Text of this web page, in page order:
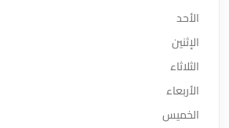
الأحد
الإثنين
الثلاثاء
الأربعاء
الخميس